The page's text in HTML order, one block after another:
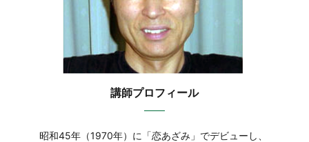
講師プロフィール
昭和45年（1970年）に「恋あざみ」でデビューし、